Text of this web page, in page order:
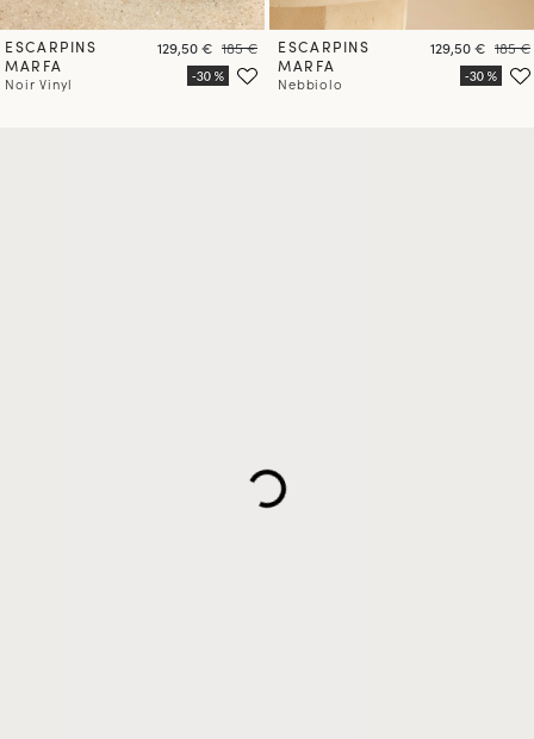
ESCARPINS
MARFA
Noir Vinyl
Prix
129,50 € Prix
185 €
ESCARPINS
MARFA
Nebbiolo
Prix
129,50 € Prix
185 €